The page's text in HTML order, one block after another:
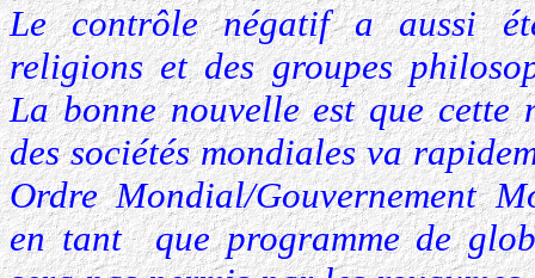
Le contrôle négatif a aussi
religions et des groupes
La bonne nouvelle est que
des sociétés mondiales va
Ordre Mondial/Gouvernement
en tant que programme de